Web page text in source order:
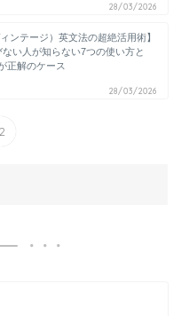
28/03/2026
ィンテージ）英文法の超絶活用術】
い人が知らない7つの使い方と
正解のケース
28/03/2026
2